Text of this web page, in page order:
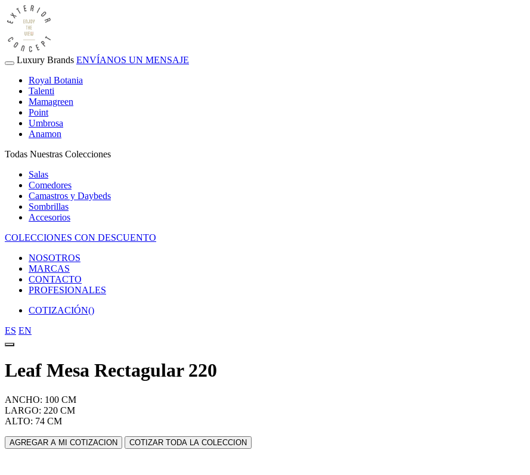
Luxury Brands ENVÍANOS UN MENSAJE
Royal Botania
Talenti
Mamagreen
Point
Umbrosa
Anamon
Todas Nuestras Colecciones
Salas
Comedores
Camastros y Daybeds
Sombrillas
Accesorios
COLECCIONES CON DESCUENTO
NOSOTROS
MARCAS
CONTACTO
PROFESIONALES
COTIZACIÓN()
ES EN
Leaf Mesa Rectagular 220
ANCHO: 100 CM
LARGO: 220 CM
ALTO: 74 CM
AGREGAR A MI COTIZACION COTIZAR TODA LA COLECCION